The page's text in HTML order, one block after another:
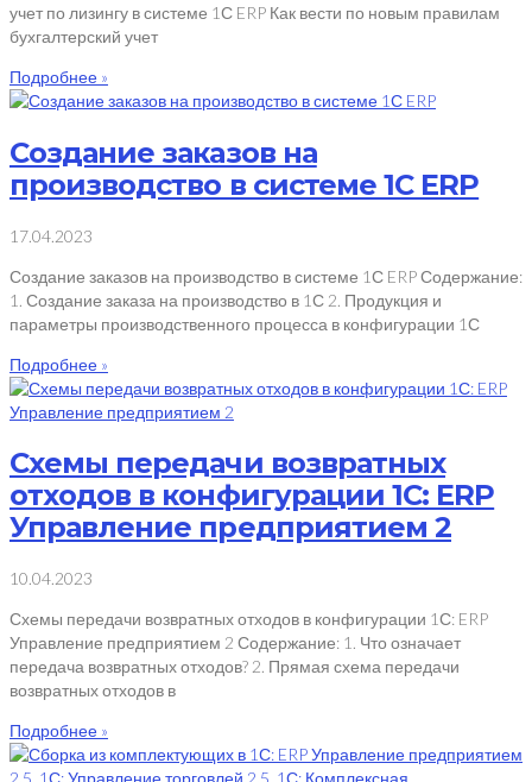
учет по лизингу в системе 1С ERP Как вести по новым правилам
бухгалтерский учет
Подробнее »
Создание заказов на
производство в системе 1С ERP
17.04.2023
Создание заказов на производство в системе 1С ERP Содержание:
1. Создание заказа на производство в 1С 2. Продукция и
параметры производственного процесса в конфигурации 1С
Подробнее »
Схемы передачи возвратных
отходов в конфигурации 1С: ERP
Управление предприятием 2
10.04.2023
Схемы передачи возвратных отходов в конфигурации 1С: ERP
Управление предприятием 2 Содержание: 1. Что означает
передача возвратных отходов? 2. Прямая схема передачи
возвратных отходов в
Подробнее »